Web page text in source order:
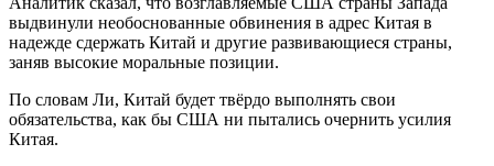
выдвинули необоснованные обвинения в адрес Китая в
надежде сдержать Китай и другие развивающиеся страны,
заняв высокие моральные позиции.
По словам Ли, Китай будет твёрдо выполнять свои
обязательства, как бы США ни пытались очернить усилия
Китая.